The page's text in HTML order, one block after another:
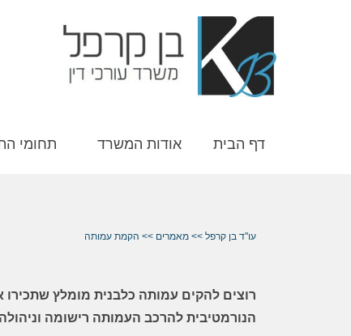
דף הבית אודות המשרד תחומי
עו"ד בן קרפל >> מאמרים >> הקמת עמותה
רוצים להקים עמותה כלבנית מומלץ
הנורמטיבית להרכב העמותה רישומה